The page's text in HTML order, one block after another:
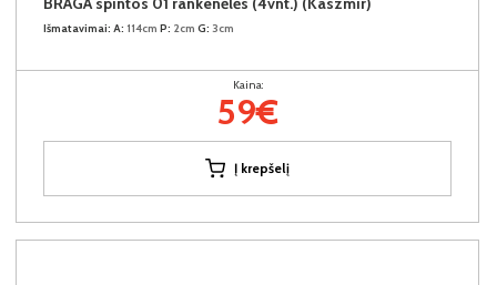
Išmatavimai: A: 114cm P: 2cm G: 3cm
Kaina:
59€
Į krepšelį